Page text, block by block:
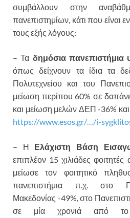
συμβάλλουν στην
πανεπιστημίων, κάτι που είναι
τους εξής λόγους:
– Τα δημόσια πανεπιστήμια
όπως δείχνουν τα ίδια τα
Πολυτεχνείου και του
μείωση περίπου 60% σε
και μείωση μελών ΔΕΠ -36%
https://www.esos.gr/…/i-
– Η Ελάχιστη Βάση
επιπλέον 15 χιλιάδες φοιτητές
μείωσε τον φοιτητικό
πανεπιστήμια π.χ. στο
Μακεδονίας -49%, στο
σε μία χρονιά από